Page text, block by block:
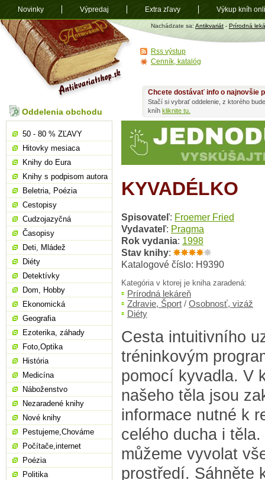
Antikvariát
shop.sk
Nachádzate sa: Antikvariát - Prírodná
KYVADÉLKO
Spisovateľ: Froemer Fried
Vydavateľ: Pragma
Rok vydania: 1998
Stav knihy:
Katalogové číslo: H9390
Kategória v ktorej je kniha zaradená:
Prírodná lekáreň
Zdravie, Šport / Osobnosť, vizáž
Diéty
Cesta intuitivního
tréninkovým
pomocí kyvadla. V
našeho těla jsou
informace nutné k
celého ducha i
můžeme vyvolat
prostředí. Sáhněte
Chcete dostávať info o najnovšie
Stačí si vybrať oddelenie, z ktorého
kníh kliknite tu.
Oddelenia obchodu
50 - 80 % ZĽAVY
Hitovky mesiaca
Knihy do Eura
Knihy s podpisom autora
Beletria, Poézia
Cestopisy
Cudzojazyčná
Časopisy
Deti, Mládež
Diéty
Detektívky
Dom, Hobby
Ekonomická
Geografia
Ezoterika, záhady
Foto,Optika
História
Medicína
Náboženstvo
Nezaradené knihy
Nové knihy
Pestujeme,Chováme
Počítače,internet
Poézia
Politika
Rss výstup
Cenník, katalóg
Novinky Výpredaj Extra zľavy Výkup kníh